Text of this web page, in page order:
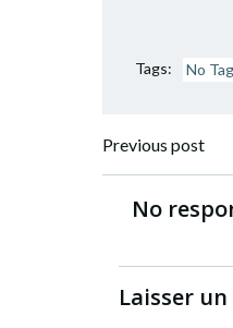
Tags: No Tag
Post
Previous post
No
Laisser